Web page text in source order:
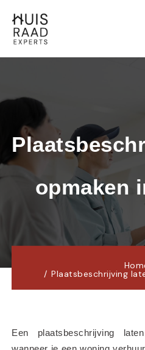
opmaken
Plaatsbeschrijving
Een plaatsbeschrijving